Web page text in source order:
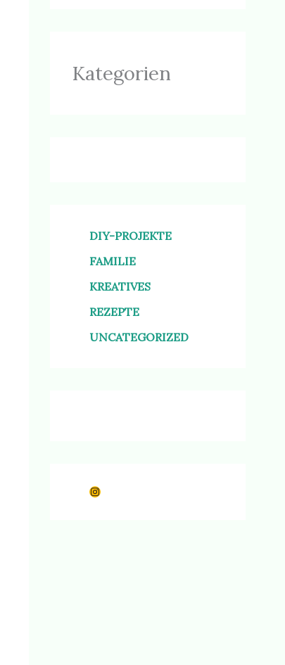
Kategorien
DIY-PROJEKTE
FAMILIE
KREATIVES
REZEPTE
UNCATEGORIZED
Instagram